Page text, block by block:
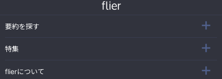
要約を探す
特集
flierについて